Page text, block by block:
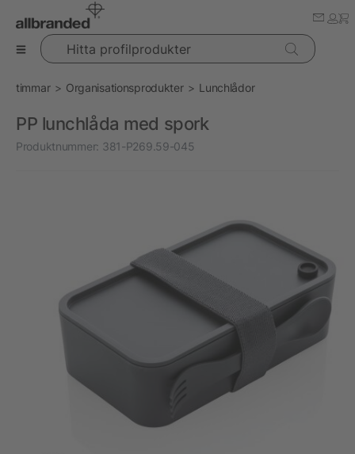
Hitta profilprodukter
timmar Organisationsprodukter Lunchlådor
PP lunchlåda med spork
Produktnummer: 381-P269.59-045